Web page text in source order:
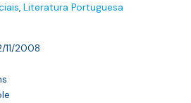
, Literatura Portuguesa
11/2008